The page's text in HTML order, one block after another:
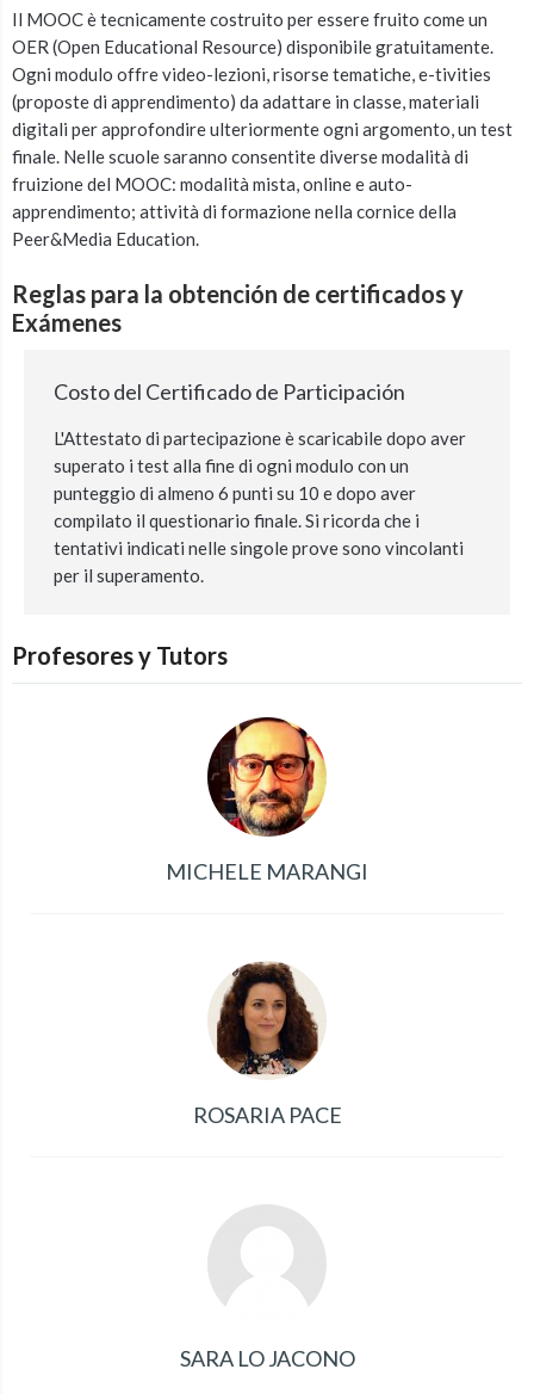
Il MOOC è tecnicamente costruito per essere fruito come un
OER (Open Educational Resource) disponibile gratuitamente.
Ogni modulo offre video-lezioni, risorse tematiche, e-tivities
(proposte di apprendimento) da adattare in classe, materiali
digitali per approfondire ulteriormente ogni argomento, un test
finale. Nelle scuole saranno consentite diverse modalità di
fruizione del MOOC: modalità mista, online e auto-
apprendimento; attività di formazione nella cornice della
Peer&Media Education.
Reglas para la obtención de certificados y
Exámenes
Costo del Certificado de Participación
L'Attestato di partecipazione è scaricabile dopo aver
superato i test alla fine di ogni modulo con un
punteggio di almeno 6 punti su 10 e dopo aver
compilato il questionario finale. Si ricorda che i
tentativi indicati nelle singole prove sono vincolanti
per il superamento.
Profesores y Tutors
MICHELE MARANGI
ROSARIA PACE
SARA LO JACONO